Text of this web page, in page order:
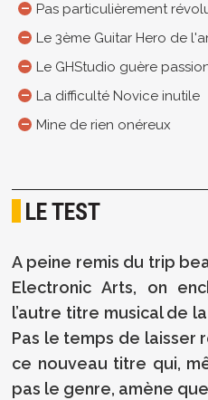
Pas particulièrement
Le 3ème Guitar Hero de
Le GHStudio guère
La difficulté Novice inutile
Mine de rien onéreux
LE TEST
A peine remis du trip
Electronic Arts, on
l’autre titre musical de
Pas le temps de laisser
ce nouveau titre qui,
pas le genre, amène